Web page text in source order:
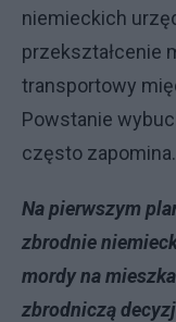
niemieckich
przekształcenie
transportowy
Powstanie
często zapomina.
Na pierwszym
zbrodnie
mordy na
zbrodniczą